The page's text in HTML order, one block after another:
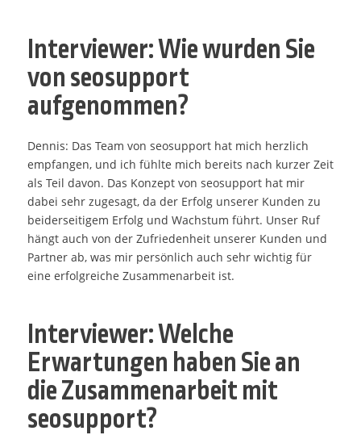
Interviewer: Wie wurden Sie
von seosupport
aufgenommen?
Dennis: Das Team von seosupport hat mich herzlich
empfangen, und ich fühlte mich bereits nach kurzer Zeit
als Teil davon. Das Konzept von seosupport hat mir
dabei sehr zugesagt, da der Erfolg unserer Kunden zu
beiderseitigem Erfolg und Wachstum führt. Unser Ruf
hängt auch von der Zufriedenheit unserer Kunden und
Partner ab, was mir persönlich auch sehr wichtig für
eine erfolgreiche Zusammenarbeit ist.
Interviewer: Welche
Erwartungen haben Sie an
die Zusammenarbeit mit
seosupport?